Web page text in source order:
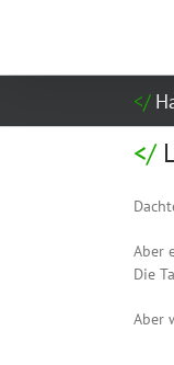
Aber
Die
Aber